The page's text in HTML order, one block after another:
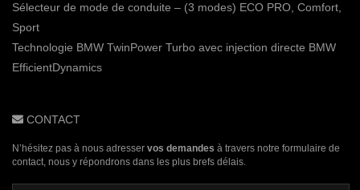
Sélecteur de mode de conduite – (3 modes) ECO PRO, Comfort,
Sport
Technologie BMW TwinPower Turbo avec injection directe BMW
EfficientDynamics
CONTACT
N’hésitez pas à nous adresser vos demandes à travers notre formulaire de
contact, nous y répondrons dans les plus brefs délais.